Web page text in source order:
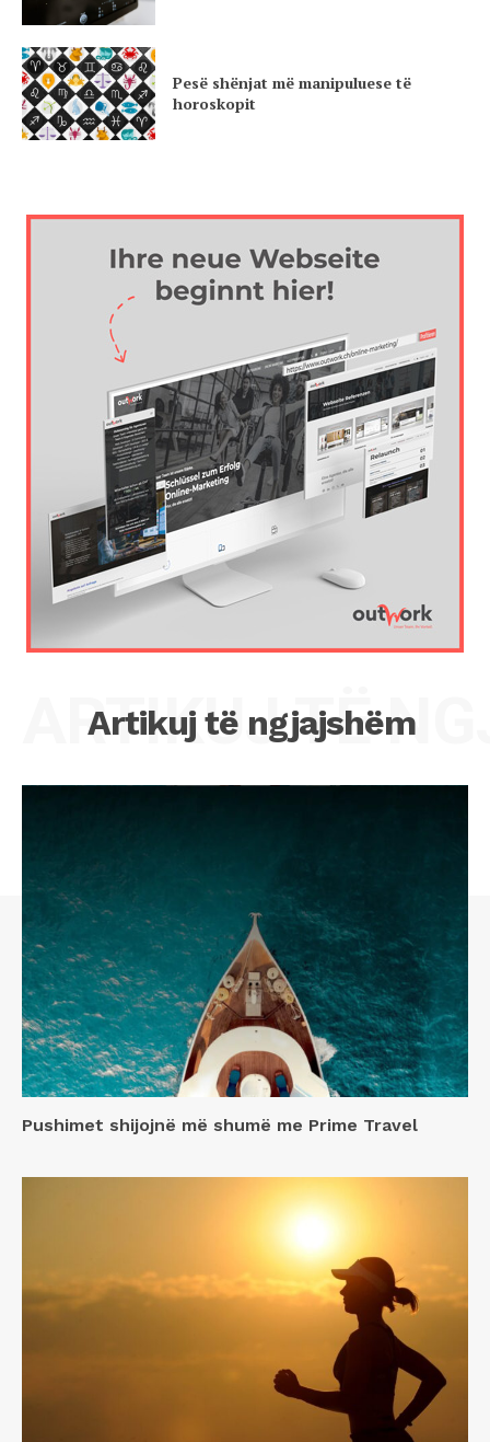
Pesë shënjat më manipuluese të
horoskopit
Artikuj të ngjajshëm
ARTIKUJ TË
Pushimet shijojnë më shumë me Prime Travel